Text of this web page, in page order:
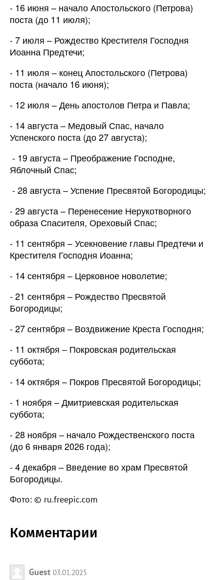
- 16 июня – начало Апостольского (Петрова)
поста (до 11 июля);
- 7 июля – Рождество Крестителя Господня
Иоанна Предтечи;
- 11 июля – конец Апостольского (Петрова)
поста (начало 16 июня);
- 12 июля – День апостолов Петра и Павла;
- 14 августа – Медовый Спас, начало
Успенского поста (до 27 августа);
- 19 августа – Преображение Господне,
Яблочный Спас;
- 28 августа – Успение Пресвятой Богородицы;
- 29 августа – Перенесение Нерукотворного
образа Спасителя, Ореховый Спас;
- 11 сентября – Усекновение главы Предтечи и
Крестителя Господня Иоанна;
- 14 сентября – Церковное новолетие;
- 21 сентября – Рождество Пресвятой
Богородицы;
- 27 сентября – Воздвижение Креста Господня;
- 11 октября – Покровская родительская
суббота;
- 14 октября – Покров Пресвятой Богородицы;
- 1 ноября – Дмитриевская родительская
суббота;
- 28 ноября – начало Рождественского поста
(до 6 января 2026 года);
- 4 декабря – Введение во храм Пресвятой
Богородицы.
Фото: © ru.freepic.com
Комментарии
Guest 03.01.2025